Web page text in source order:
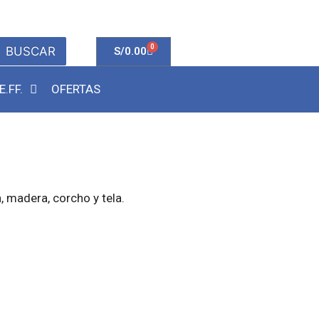
BUSCAR S/0.00 0
OFERTAS
madera, corcho y tela.